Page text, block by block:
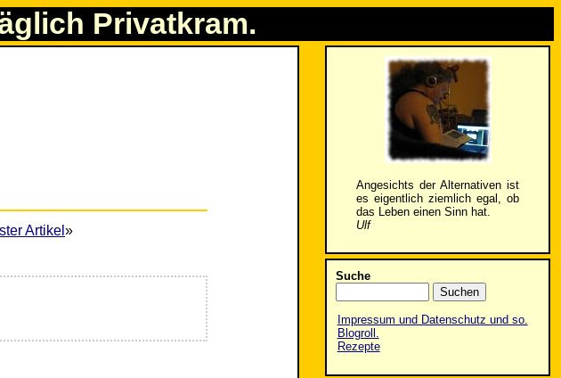
Privatkram.
Artikel »
Angesichts der Alternativen ist
es eigentlich ziemlich egal, ob
das Leben einen Sinn hat.
Ulf
Suche
Impressum und Datenschutz und so.
Blogroll.
Rezepte